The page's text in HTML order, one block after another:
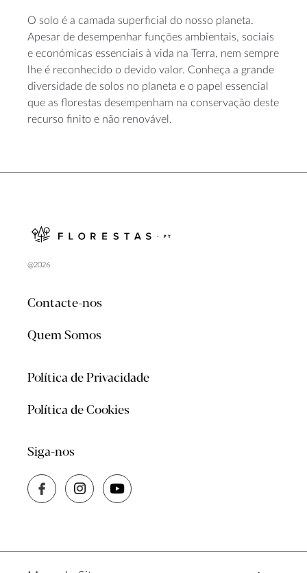
O solo é a camada superficial do nosso planeta.
Apesar de desempenhar funções ambientais, sociais
e económicas essenciais à vida na Terra, nem sempre
lhe é reconhecido o devido valor. Conheça a grande
diversidade de solos no planeta e o papel essencial
que as florestas desempenham na conservação deste
recurso finito e não renovável.
@2026
Contacte-nos
Quem Somos
Política de Privacidade
Política de Cookies
Siga-nos